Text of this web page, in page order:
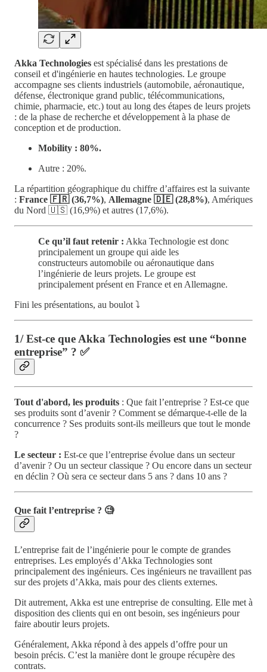
Akka Technologies est spécialisé dans les prestations de
conseil et d'ingénierie en hautes technologies. Le groupe
accompagne ses clients industriels (automobile, aéronautique,
défense, électronique grand public, télécommunications,
chimie, pharmacie, etc.) tout au long des étapes de leurs projets
: de la phase de recherche et développement à la phase de
conception et de production.
Mobility : 80%.
Autre : 20%.
La répartition géographique du chiffre d’affaires est la suivante
: France 🇫🇷 (36,7%), Allemagne 🇩🇪 (28,8%), Amériques
du Nord 🇺🇸 (16,9%) et autres (17,6%).
Ce qu’il faut retenir : Akka Technologie est donc
principalement un groupe qui aide les
constructeurs automobile ou aéronautique dans
l’ingénierie de leurs projets. Le groupe est
principalement présent en France et en Allemagne.
Fini les présentations, au boulot ⤵️
1/ Est-ce que Akka Technologies est une “bonne
entreprise” ? ✅
Tout d'abord, les produits : Que fait l’entreprise ? Est-ce que
ses produits sont d’avenir ? Comment se démarque-t-elle de la
concurrence ? Ses produits sont-ils meilleurs que tout le monde
?
Le secteur : Est-ce que l’entreprise évolue dans un secteur
d’avenir ? Ou un secteur classique ? Ou encore dans un secteur
en déclin ? Où sera ce secteur dans 5 ans ? dans 10 ans ?
Que fait l’entreprise ? 🧐
L’entreprise fait de l’ingénierie pour le compte de grandes
entreprises. Les employés d’Akka Technologies sont
principalement des ingénieurs. Ces ingénieurs ne travaillent pas
sur des projets d’Akka, mais pour des clients externes.
Dit autrement, Akka est une entreprise de consulting. Elle met à
disposition des clients qui en ont besoin, ses ingénieurs pour
faire aboutir leurs projets.
Généralement, Akka répond à des appels d’offre pour un
besoin précis. C’est la manière dont le groupe récupère des
contrats.